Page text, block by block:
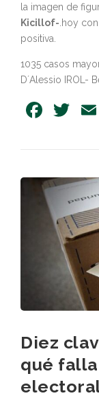
la imagen de
Kicillof-.hoy
positiva.
1035 casos
D´Alessio IROL-
Diez
qué